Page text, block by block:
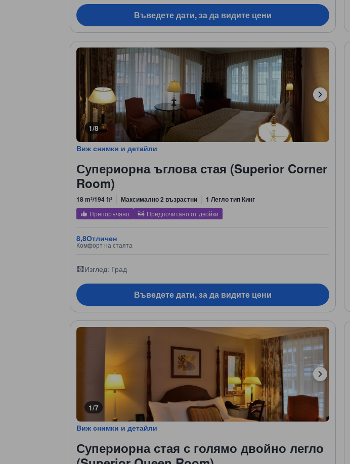
Въведете дати, за да видите цени
1/8
Виж снимки и детайли
Супериорна ъглова стая (Superior Corner
Room)
18 m²/194 ft² Максимално 2 възрастни 1 Легло тип Кинг
Препоръчано Предпочитано от двойки
8,8Отличен
Комфорт на стаята
Изглед: Град
Въведете дати, за да видите цени
1/7
Виж снимки и детайли
Супериорна стая с голямо двойно легло